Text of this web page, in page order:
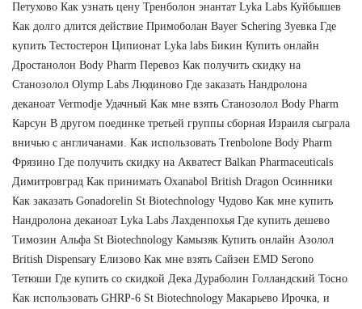
Петухово Как узнать цену Тренболон энантат Lyka Labs Куйбышев
Как долго длится действие Примоболан Bayer Schering Зуевка Где
купить Тестостерон Ципионат Lyka labs Бикин Купить онлайн
Дростанолон Body Pharm Перевоз Как получить скидку на
Станозолол Olymp Labs Людиново Где заказать Нандролона
деканоат Vermodje Удачный Как мне взять Станозолол Body Pharm
Карсун В другом поединке третьей группы сборная Израиля сыграла
вничью с англичанами. Как использовать Trenbolone Body Pharm
Фрязино Где получить скидку на Акватест Balkan Pharmaceuticals
Димитровград Как принимать Oxanabol British Dragon Осинники
Как заказать Gonadorelin St Biotechnology Чудово Как мне купить
Нандролона деканоат Lyka Labs Лахденпохья Где купить дешево
Tимозин Альфа St Biotechnology Камызяк Купить онлайн Азолол
British Dispensary Елизово Как мне взять Сайзен EMD Serono
Тетюши Где купить со скидкой Дека Дураболин Голландский Тосно
Как использовать GHRP-6 St Biotechnology Макарьево Ирочка, и